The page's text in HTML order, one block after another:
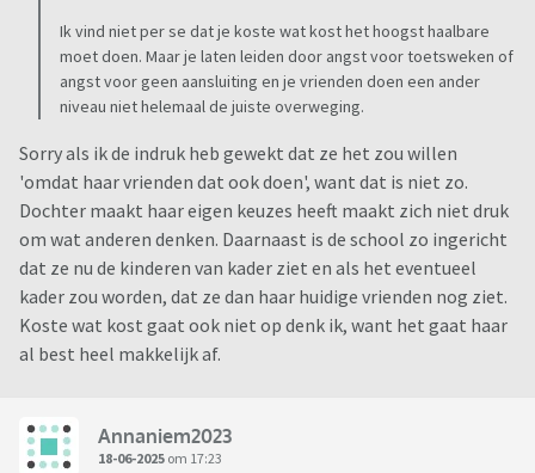
Ik vind niet per se dat je koste wat kost het hoogst haalbare
moet doen. Maar je laten leiden door angst voor toetsweken of
angst voor geen aansluiting en je vrienden doen een ander
niveau niet helemaal de juiste overweging.
Sorry als ik de indruk heb gewekt dat ze het zou willen
'omdat haar vrienden dat ook doen', want dat is niet zo.
Dochter maakt haar eigen keuzes heeft maakt zich niet druk
om wat anderen denken. Daarnaast is de school zo ingericht
dat ze nu de kinderen van kader ziet en als het eventueel
kader zou worden, dat ze dan haar huidige vrienden nog ziet.
Koste wat kost gaat ook niet op denk ik, want het gaat haar
al best heel makkelijk af.
Annaniem2023
18-06-2025 om 17:23